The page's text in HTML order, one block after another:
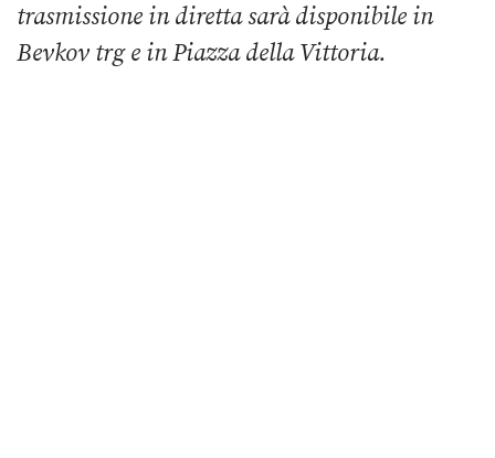
trasmissione in diretta sarà disponibile in
Bevkov trg e in Piazza della Vittoria.